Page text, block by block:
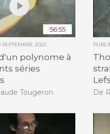
56:55
SEPTEMBRE 2022
polynome à
séries
Tougeron De